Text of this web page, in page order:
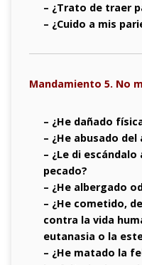
– ¿Trato de traer
– ¿Cuido a mis
Mandamiento 5. No
– ¿He dañado
– ¿He abusado
– ¿Le di
pecado?
– ¿He albergado
– ¿He cometido,
contra la vida
eutanasia o la
– ¿He matado la